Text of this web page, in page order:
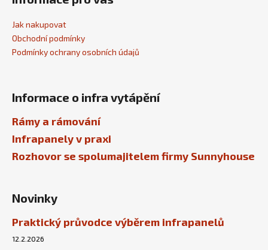
Jak nakupovat
Obchodní podmínky
Podmínky ochrany osobních údajů
Informace o infra vytápění
Rámy a rámování
Infrapanely v praxi
Rozhovor se spolumajitelem firmy Sunnyhouse
Novinky
Praktický průvodce výběrem infrapanelů
12.2.2026